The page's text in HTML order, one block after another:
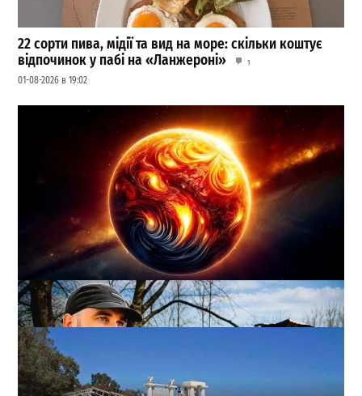
22 сорти пива, мідії та вид на море: скільки коштує
відпочинок у пабі на «Ланжероні»
1
01-08-2026 в 19:02
Магнітні бурі 2 серпня: чого чекати метеозалежним
0
02-08-2026 в 05:51
ВИБІР РЕДАКЦІЇ